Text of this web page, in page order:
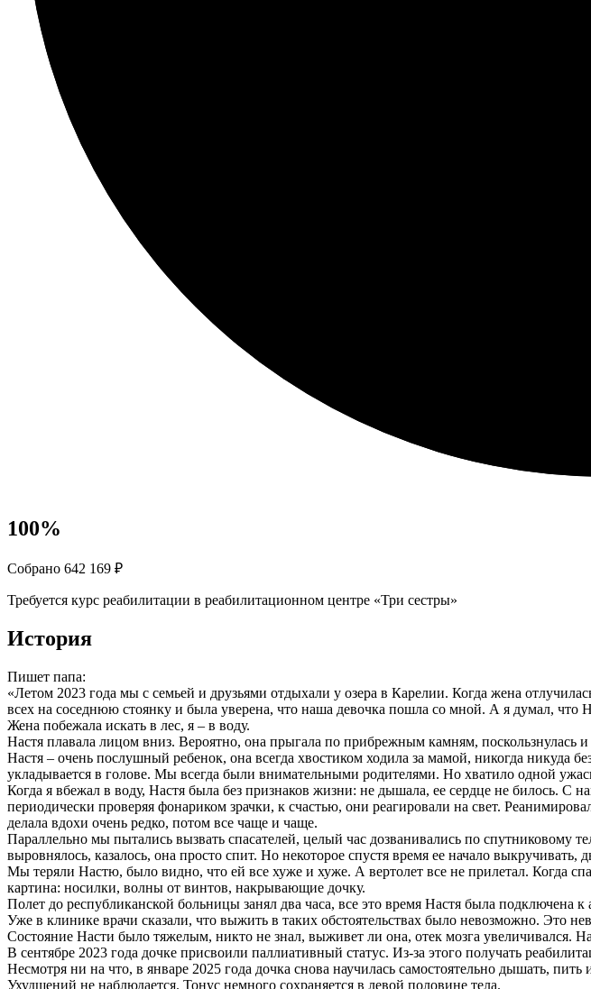
100%
Собрано 642 169 ₽
Требуется курс реабилитации в реабилитационном центре «Три сестры»
История
Пишет папа:
«Летом 2023 года мы с семьей и друзьями отдыхали у озера в Карелии. Когда жена
всех на соседнюю стоянку и была уверена, что наша девочка пошла со мной. А я думал, что
Жена побежала искать в лес, я – в воду.
Настя плавала лицом вниз. Вероятно, она прыгала по прибрежным камням, поскользнулась и
Настя – очень послушный ребенок, она всегда хвостиком ходила за мамой, никогда никуда
укладывается в голове. Мы всегда были внимательными родителями. Но хватило одной
Когда я вбежал в воду, Настя была без признаков жизни: не дышала, ее сердце не билось.
периодически проверяя фонариком зрачки, к счастью, они реагировали на свет.
делала вдохи очень редко, потом все чаще и чаще.
Параллельно мы пытались вызвать спасателей, целый час дозванивались по спутниковому
выровнялось, казалось, она просто спит. Но некоторое спустя время ее начало
Мы теряли Настю, было видно, что ей все хуже и хуже. А вертолет все не прилетал. Когда
картина: носилки, волны от винтов, накрывающие дочку.
Полет до республиканской больницы занял два часа, все это время Настя была подключена
Уже в клинике врачи сказали, что выжить в таких обстоятельствах было невозможно. Это
Состояние Насти было тяжелым, никто не знал, выживет ли она, отек мозга увеличивался.
В сентябре 2023 года дочке присвоили паллиативный статус. Из-за этого получать
Несмотря ни на что, в январе 2025 года дочка снова научилась самостоятельно дышать, пить
Ухудшений не наблюдается. Тонус немного сохраняется в левой половине тела.